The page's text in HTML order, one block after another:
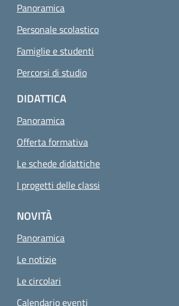
Panoramica
Personale scolastico
Famiglie e studenti
Percorsi di studio
DIDATTICA
Panoramica
Offerta formativa
Le schede didattiche
I progetti delle classi
NOVITÀ
Panoramica
Le notizie
Le circolari
Calendario eventi